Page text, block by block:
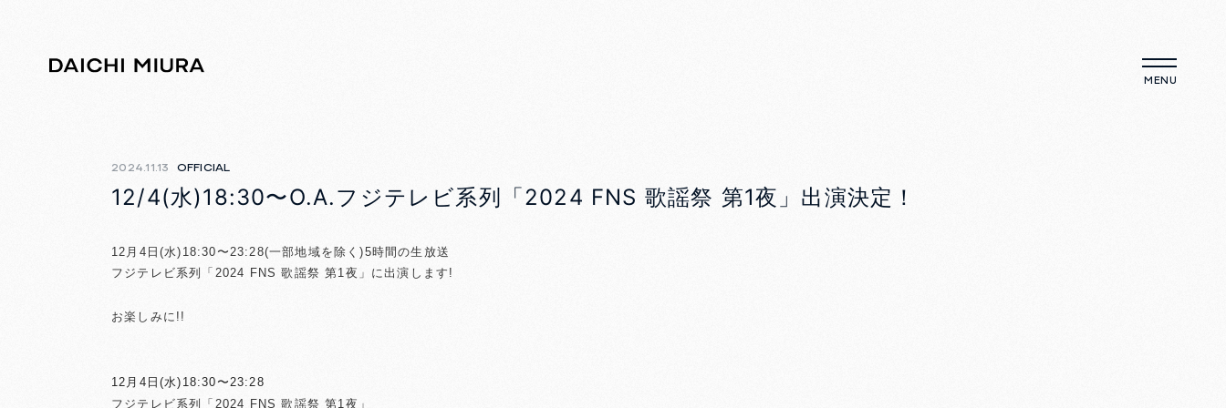
2024.11.13 OFFICIAL
12/4(水)18:30〜O.A.フジテレビ系列「2024 FNS 歌謡祭 第1夜」出演決定！
12月4日(水)18:30〜23:28(一部地域を除く)5時間の生放送
フジテレビ系列「2024 FNS 歌謡祭 第1夜」に出演します!
お楽しみに!!
12月4日(水)18:30〜23:28
フジテレビ系列「2024 FNS 歌謡祭 第1夜」